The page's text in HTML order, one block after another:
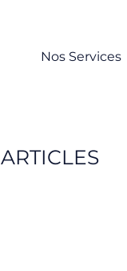
Nos Services
ARTICLES